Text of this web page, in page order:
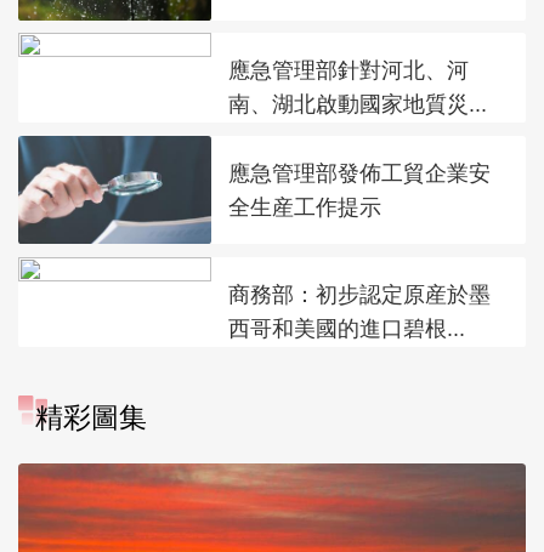
應急管理部針對河北、河
南、湖北啟動國家地質災...
應急管理部發佈工貿企業安
全生産工作提示
商務部：初步認定原産於墨
西哥和美國的進口碧根...
精彩圖集